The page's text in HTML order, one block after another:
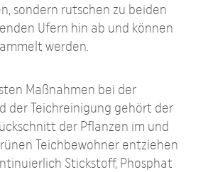
sondern rutschen zu beiden
Ufern hin ab und können
werden.
Maßnahmen bei der
der Teichreinigung gehört der
der Pflanzen im und
Teichbewohner entziehen
Stickstoff, Phosphat